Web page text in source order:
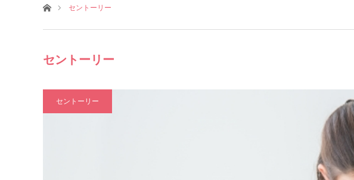
ホームセントーリー
セントーリー
セントーリー